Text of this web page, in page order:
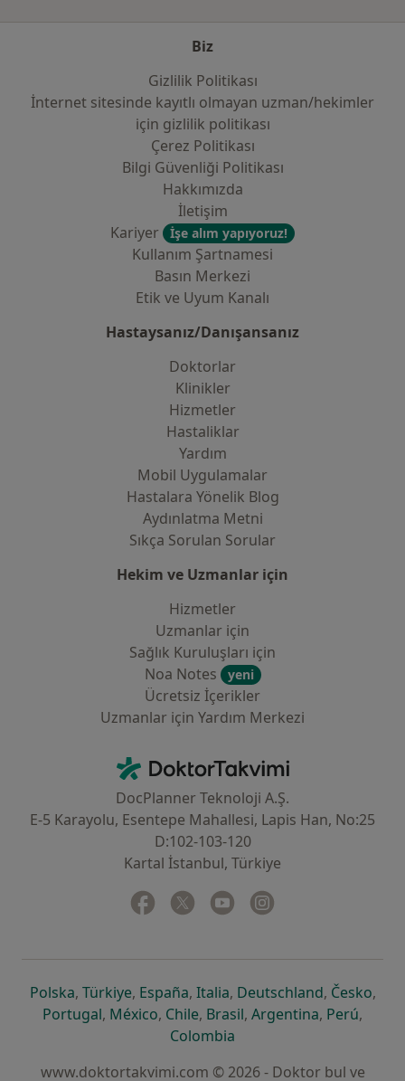
Biz
Gizlilik Politikası
İnternet sitesinde kayıtlı olmayan uzman/hekimler
i̇çin gizlilik politikası
Çerez Politikası
Bilgi Güvenliği Politikası
Hakkımızda
İletişim
Kariyer
İşe alım yapıyoruz!
Kullanım Şartnamesi
Basın Merkezi
Etik ve Uyum Kanalı
Hastaysanız/Danışansanız
Doktorlar
Klinikler
Hizmetler
Hastaliklar
Yardım
Mobil Uygulamalar
Hastalara Yönelik Blog
Aydınlatma Metni
Sıkça Sorulan Sorular
Hekim ve Uzmanlar için
Hizmetler
Uzmanlar için
Sağlık Kuruluşları için
Noa Notes
yeni
Ücretsiz İçerikler
Uzmanlar için Yardım Merkezi
DoktorTakvimi - Ana Sayfa
DocPlanner Teknoloji A.Ş.
E-5 Karayolu, Esentepe Mahallesi, Lapis Han, No:25
D:102-103-120
Kartal İstanbul, Türkiye
Facebook
yeni bir sekmede açılır
Twitter
yeni bir sekmede açılır
Youtube
yeni bir sekmede açılır
Polskayeni bir sekmede açılır
, Türkiyeyeni bir sekmede açılır
, Españayeni bir sekmede açılır
, Italiayeni bir sekmede açılır
, Deutschlandyeni bir
, Českoyeni
,
Portugalyeni bir sekmede açılır
, Méxicoyeni bir sekmede açılır
, Chileyeni bir sekmede açılır
, Brasilyeni bir sekmede açılır
, Argentinayeni bir
, Perúyeni
,
Colombia
www.doktortakvimi.com © 2026 - Doktor bul ve